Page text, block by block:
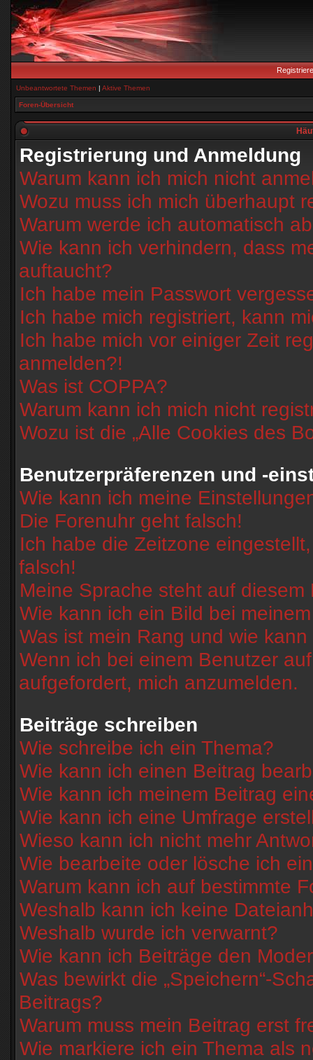
Unbeantwortete Themen | Aktive Themen
Foren-Übersicht
Registrierung und Anmeldung
Warum kann ich mich nicht
Wozu muss ich mich überhaupt
Warum werde ich automatisch
Wie kann ich verhindern, dass
auftaucht?
Ich habe mein Passwort
Ich habe mich registriert, kann
Ich habe mich vor einiger Zeit
anmelden?!
Was ist COPPA?
Warum kann ich mich nicht
Wozu ist die „Alle Cookies des
Benutzerpräferenzen und -
Wie kann ich meine
Die Forenuhr geht falsch!
Ich habe die Zeitzone
falsch!
Meine Sprache steht auf
Wie kann ich ein Bild bei
Was ist mein Rang und wie
Wenn ich bei einem Benutzer
aufgefordert, mich anzumelden.
Beiträge schreiben
Wie schreibe ich ein Thema?
Wie kann ich einen Beitrag
Wie kann ich meinem Beitrag
Wie kann ich eine Umfrage
Wieso kann ich nicht mehr
Wie bearbeite oder lösche ich
Warum kann ich auf bestimmte
Weshalb kann ich keine
Weshalb wurde ich verwarnt?
Wie kann ich Beiträge den
Was bewirkt die „Speichern“-
Beitrags?
Warum muss mein Beitrag erst
Wie markiere ich ein Thema als